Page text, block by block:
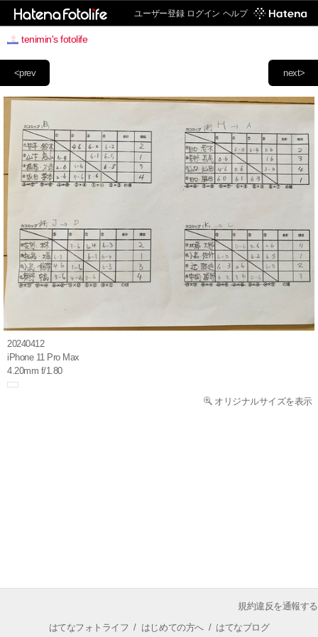
ユーザー登録 ログイン ヘルプ
tenimin's fotolife
next>
<prev
20240412
iPhone 11 Pro Max
4.20mm f/1.80
オリジナルサイズを表示
規約違反を通報する
はてなフォトライフ / はじめての方へ/ はてなブログ